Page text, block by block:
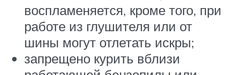
воспламеняется, кроме того, при
работе из глушителя или от
шины могут отлетать искры;
запрещено курить вблизи